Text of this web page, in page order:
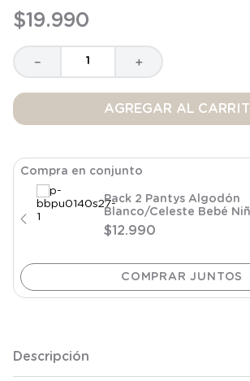
$19.990
＋
－
AGREGAR AL
Compra en conjunto
Pack 2 Pantys Algodón
Blanco/Celeste Bebé
$12.990
Descripción